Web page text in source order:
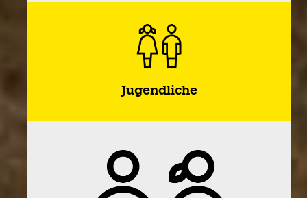
Jugendliche